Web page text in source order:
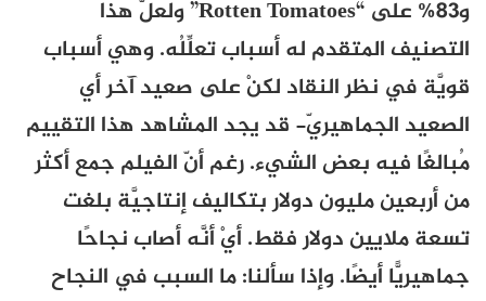
و83% على “
Rotten Tomatoes” ولعلّ هذا
التصنيف المتقدم له أسباب تعلِّلُه. وهي أسباب
قويَّة في نظر النقاد لكنْ على صعيد آخر أي
الصعيد الجماهيريّ- قد يجد المشاهد هذا التقييم
مُبالغًا فيه بعض الشيء. رغم أنّ الفيلم جمع أكثر
من أربعين مليون دولار بتكاليف إنتاجيَّة بلغت
تسعة ملايين دولار فقط. أيْ أنَّه أصاب نجاحًا
جماهيريًّا أيضًا. وإذا سألنا: ما السبب في النجاح